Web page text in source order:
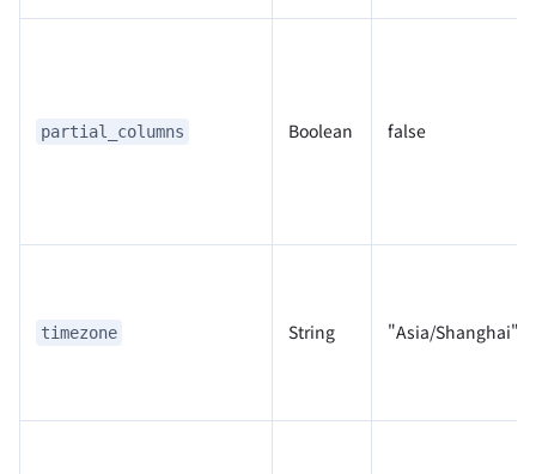
partial_columns Boolean false
timezone String "Asia/Shanghai"